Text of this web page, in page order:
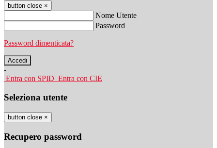
button close ×
Nome Utente
Password
Password dimenticata?
-
Entra con SPID Entra con CIE
Seleziona utente
button close ×
Recupero password